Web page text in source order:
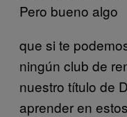
Pero bueno algo
que si te
ningún club de
nuestro título de
aprender en